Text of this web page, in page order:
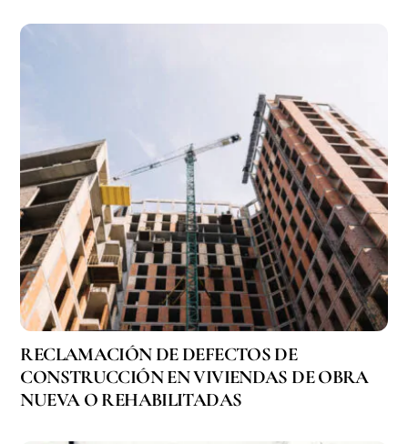
RECLAMACIÓN DE DEFECTOS DE
CONSTRUCCIÓN EN VIVIENDAS DE OBRA
NUEVA O REHABILITADAS